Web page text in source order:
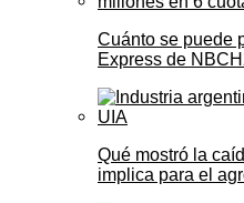
Cuánto se puede
Express de
Qué mostró la
implica para el